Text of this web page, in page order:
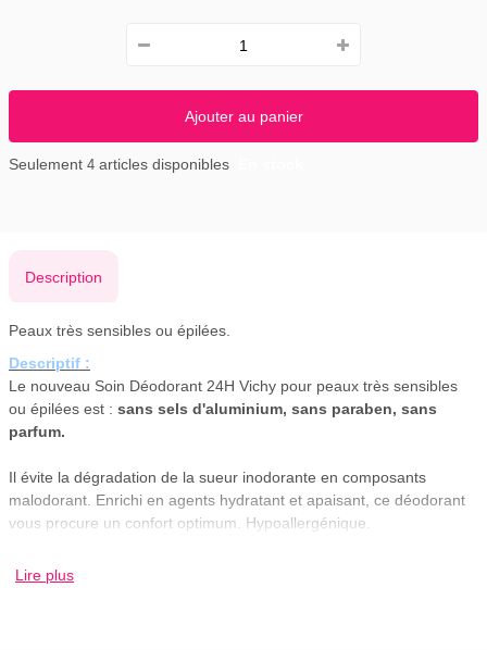
Ajouter au panier
Seulement 4 articles disponibles
Description
Peaux très sensibles ou épilées.
Descriptif :
Le nouveau Soin Déodorant 24H Vichy pour peaux très sensibles
ou épilées est : sans sels d'aluminium, sans paraben, sans
parfum.
Il évite la dégradation de la sueur inodorante en composants
malodorant. Enrichi en agents hydratant et apaisant, ce déodorant
vous procure un confort optimum. Hypoallergénique.
Indication :
Lire plus